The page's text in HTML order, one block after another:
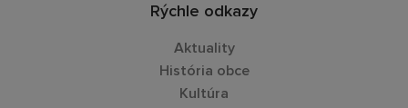
Rýchle odkazy
Aktuality
História obce
Kultúra